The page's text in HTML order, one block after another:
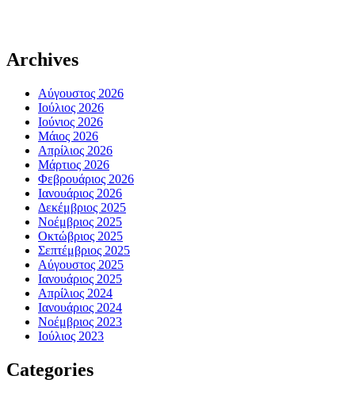
Archives
Αύγουστος 2026
Ιούλιος 2026
Ιούνιος 2026
Μάιος 2026
Απρίλιος 2026
Μάρτιος 2026
Φεβρουάριος 2026
Ιανουάριος 2026
Δεκέμβριος 2025
Νοέμβριος 2025
Οκτώβριος 2025
Σεπτέμβριος 2025
Αύγουστος 2025
Ιανουάριος 2025
Απρίλιος 2024
Ιανουάριος 2024
Νοέμβριος 2023
Ιούλιος 2023
Categories